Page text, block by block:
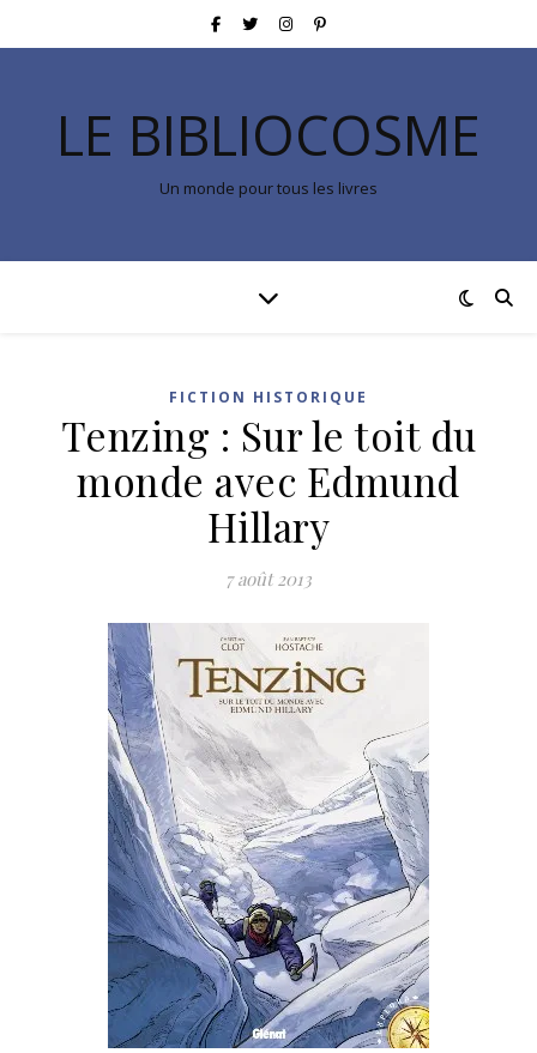
LE BIBLIOCOSME
Un monde pour tous les livres
FICTION HISTORIQUE
Tenzing : Sur le toit du
monde avec Edmund
Hillary
7 août 2013